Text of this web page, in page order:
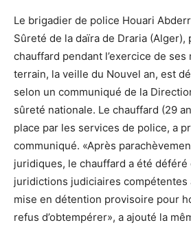
Le brigadier de police Houari
Sûreté de la daïra de Draria (Alger),
chauffard pendant l’exercice de
terrain, la veille du Nouvel an, est
selon un communiqué de la
sûreté nationale. Le chauffard (29
place par les services de police, a
communiqué. «Après
juridiques, le chauffard a été déféré
juridictions judiciaires compétentes
mise en détention provisoire pour
refus d’obtempérer», a ajouté la